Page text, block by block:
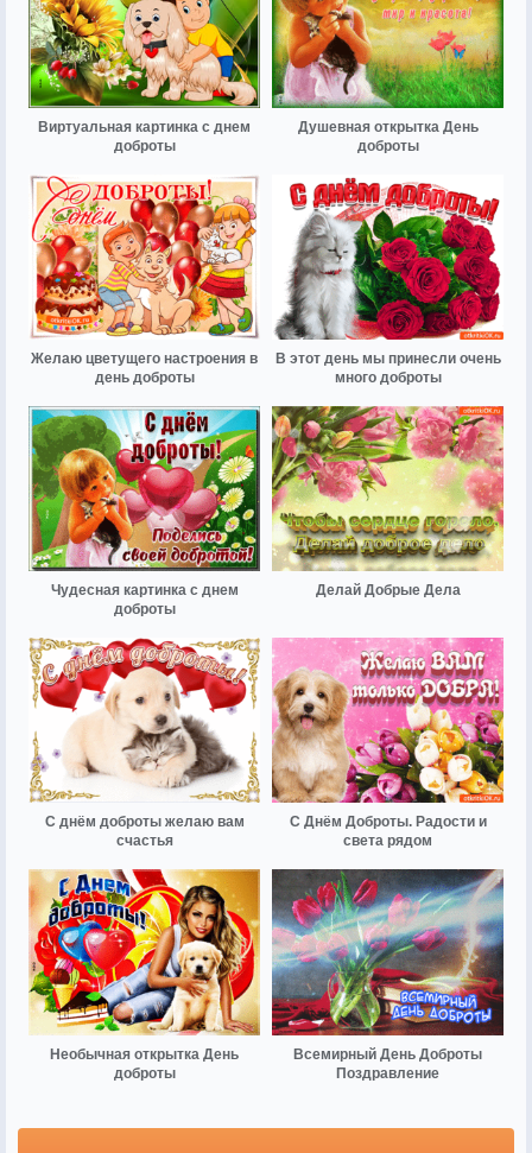
Виртуальная картинка с днем
доброты
Душевная открытка День
доброты
Желаю цветущего настроения в
день доброты
В этот день мы принесли очень
много доброты
Чудесная картинка с днем
доброты
Делай Добрые Дела
С днём доброты желаю вам
счастья
С Днём Доброты. Радости и
света рядом
Необычная открытка День
доброты
Всемирный День Доброты
Поздравление